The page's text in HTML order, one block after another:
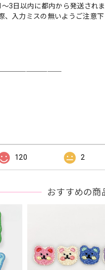
〜3日以内に都内から発送され
入力ミスの無いようご注意下
120 2
おすすめの商